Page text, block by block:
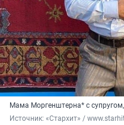
Мама Моргенштерна* с
Источник: «Стархит» /